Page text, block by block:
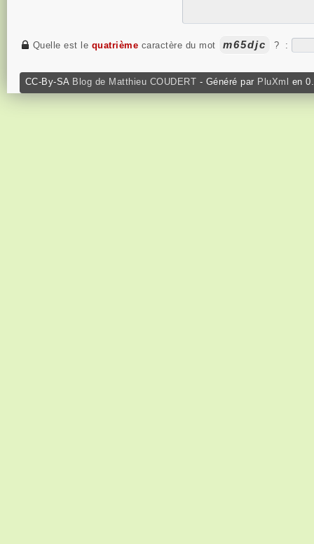
Quelle est le quatrième caractère du mot m65djc ? :
CC-By-SA Blog de Matthieu COUDERT - Généré par PluXml en